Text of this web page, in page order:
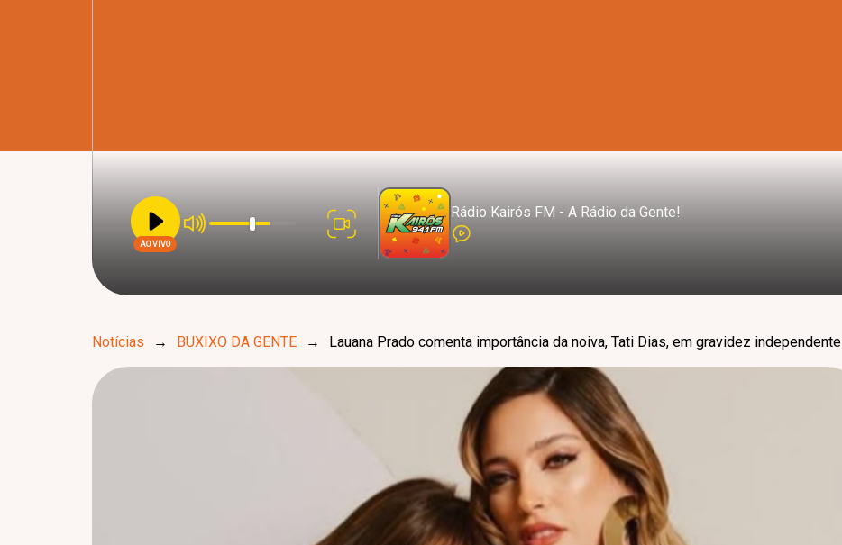
AO VIVO
Rádio Kairós FM - A Rádio da Gente!
Notícias → BUXIXO DA GENTE → Lauana Prado comenta importância da noiva, Tati Dias, em gravidez independente